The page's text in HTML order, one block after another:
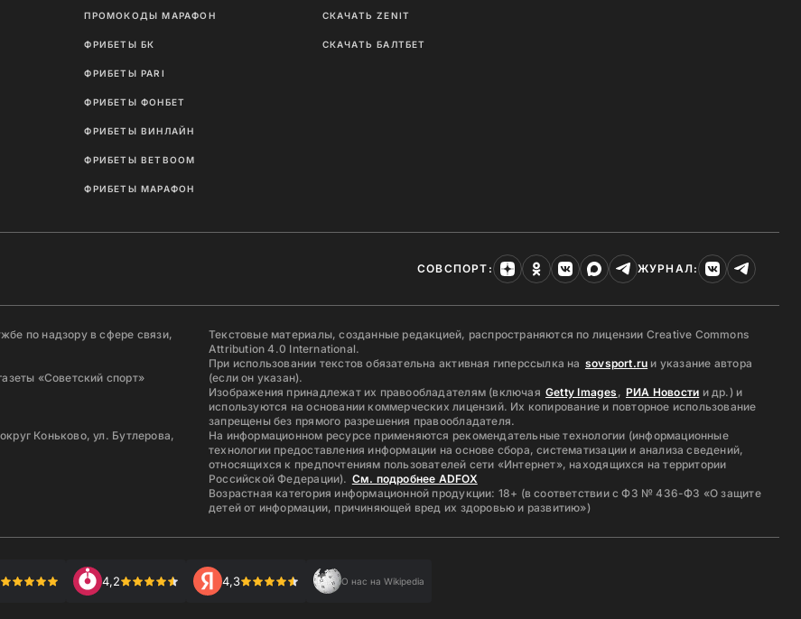
ПРОМОКОДЫ МАРАФОН
ФРИБЕТЫ БК
ФРИБЕТЫ PARI
ФРИБЕТЫ ФОНБЕТ
ФРИБЕТЫ ВИНЛАЙН
ФРИБЕТЫ BETBOOM
ФРИБЕТЫ МАРАФОН
СКАЧАТЬ ZENIT
СКАЧАТЬ БАЛТБЕТ
СОВСПОРТ: ЖУРНАЛ:
по надзору в сфере связи,
«Советский спорт»
Коньково, ул. Бутлерова,
Текстовые материалы, созданные редакцией, распространяются по лицензии Creative Commons
Attribution 4.0 International.
При использовании текстов обязательна активная гиперссылка на sovsport.ru и указание автора
(если он указан).
Изображения принадлежат их правообладателям (включая Getty Images , РИА Новости и др.) и
используются на основании коммерческих лицензий. Их копирование и повторное использование
запрещены без прямого разрешения правообладателя.
На информационном ресурсе применяются рекомендательные технологии (информационные
технологии предоставления информации на основе сбора, систематизации и анализа сведений,
относящихся к предпочтениям пользователей сети «Интернет», находящихся на территории
Российской Федерации). См. подробнее ADFOX
Возрастная категория информационной продукции: 18+ (в соответствии с ФЗ № 436-ФЗ «О защите
детей от информации, причиняющей вред их здоровью и развитию»)
4,2 4,3 О нас на Wikipedia